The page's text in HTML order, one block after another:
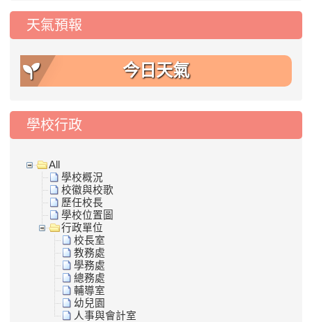
天氣預報
今日天氣
學校行政
All
學校概況
校徽與校歌
歷任校長
學校位置圖
行政單位
校長室
教務處
學務處
總務處
輔導室
幼兒園
人事與會計室